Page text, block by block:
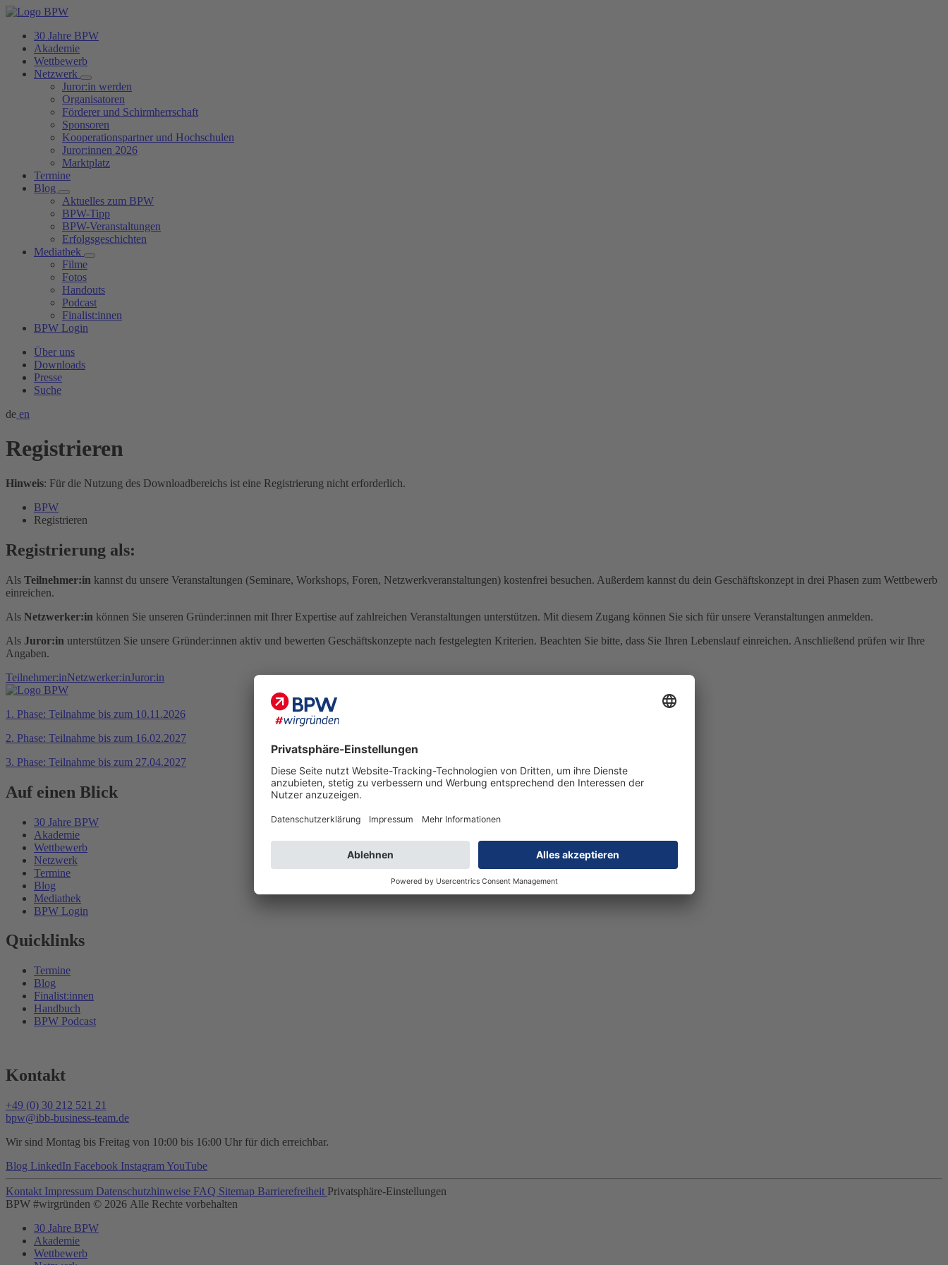
30 Jahre BPW
Akademie
Wettbewerb
Netzwerk
Juror:in werden
Organisatoren
Förderer und Schirmherrschaft
Sponsoren
Kooperationspartner und Hochschulen
Juror:innen 2026
Marktplatz
Termine
Blog
Aktuelles zum BPW
BPW-Tipp
BPW-Veranstaltungen
Erfolgsgeschichten
Mediathek
Filme
Fotos
Handouts
Podcast
Finalist:innen
BPW Login
Über uns
Downloads
Presse
Suche
de en
Registrieren
Hinweis: Für die Nutzung des Downloadbereichs ist eine Registrierung nicht erforderlich.
BPW
Registrieren
Registrierung als:
Als Teilnehmer:in kannst du unsere Veranstaltungen (Seminare, Workshops, Foren, Netzwerkveranstaltungen) kostenfrei besuchen. Außerdem kannst du dein Geschäftskonzept in drei Phasen zum Wettbewerb
einreichen.
Als Netzwerker:in können Sie unseren Gründer:innen mit Ihrer Expertise auf zahlreichen Veranstaltungen unterstützen. Mit diesem Zugang können Sie sich für unsere Veranstaltungen anmelden.
Als Juror:in unterstützen Sie unsere Gründer:innen aktiv und bewerten Geschäftskonzepte nach festgelegten Kriterien. Beachten Sie bitte, dass Sie Ihren Lebenslauf einreichen. Anschließend prüfen wir Ihre
Angaben.
Teilnehmer:inNetzwerker:inJuror:in
1. Phase: Teilnahme bis zum 10.11.2026
2. Phase: Teilnahme bis zum 16.02.2027
3. Phase: Teilnahme bis zum 27.04.2027
Auf einen Blick
30 Jahre BPW
Akademie
Wettbewerb
Netzwerk
Termine
Blog
Mediathek
BPW Login
Quicklinks
Termine
Blog
Finalist:innen
Handbuch
BPW Podcast
Kontakt
+49 (0) 30 212 521 21
bpw@ibb-business-team.de
Wir sind Montag bis Freitag von 10:00 bis 16:00 Uhr für dich erreichbar.
Blog LinkedIn Facebook Instagram YouTube
Kontakt Impressum Datenschutzhinweise FAQ Sitemap Barrierefreiheit Privatsphäre-Einstellungen
BPW #wirgründen © 2026 Alle Rechte vorbehalten
30 Jahre BPW
Akademie
Wettbewerb